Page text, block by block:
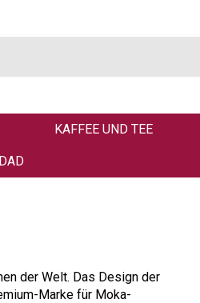
KAFFEE UND TEE
der Welt. Das Design der
Marke für Moka-